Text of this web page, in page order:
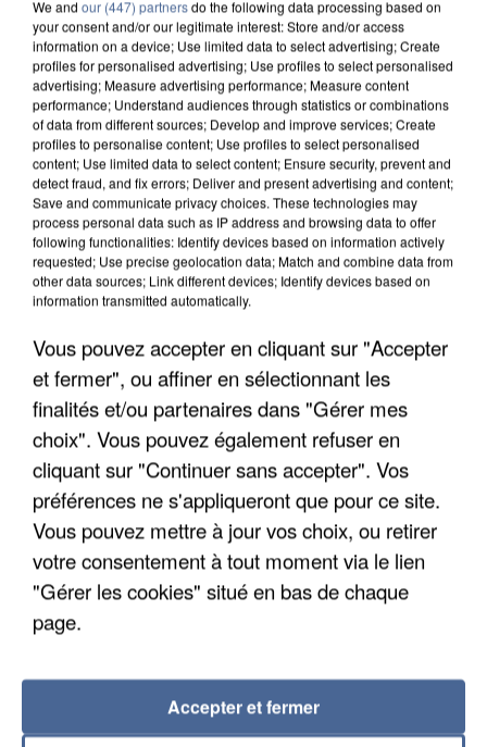
LES DONNÉES DE 300 000 CLIENTS DÉROBÉES À
INTERMARCHÉ APRÈS UNE...
We and our (447) partnersdo the following data processing based on
your consent and/or our legitimate interest: Store and/or access
information on a device; Use limited data to select advertising; Create
profiles for personalised advertising; Use profiles to select personalised
advertising; Measure advertising performance; Measure content
performance; Understand audiences through statistics or combinations
of data from different sources; Develop and improve services; Create
profiles to personalise content; Use profiles to select personalised
content; Use limited data to select content; Ensure security, prevent and
detect fraud, and fix errors; Deliver and present advertising and content;
Save and communicate privacy choices. These technologies may
process personal data such as IP address and browsing data to offer
following functionalities: Identify devices based on information actively
requested; Use precise geolocation data; Match and combine data from
other data sources; Link different devices; Identify devices based on
information transmitted automatically.
Vous pouvez accepter en cliquant sur "Accepter
et fermer", ou affiner en sélectionnant les
finalités et/ou partenaires dans "Gérer mes
choix". Vous pouvez également refuser en
cliquant sur "Continuer sans accepter". Vos
préférences ne s'appliqueront que pour ce site.
Vous pouvez mettre à jour vos choix, ou retirer
votre consentement à tout moment via le lien
"Gérer les cookies" situé en bas de chaque
page.
Accepter et fermer